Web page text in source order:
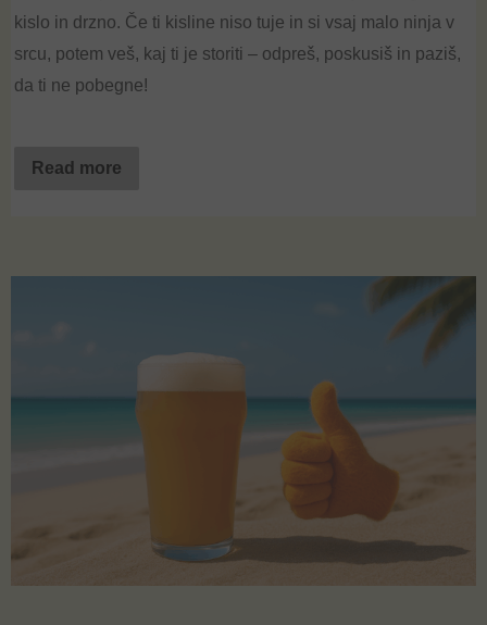
kislo in drzno. Če ti kisline niso tuje in si vsaj malo ninja v
srcu, potem veš, kaj ti je storiti – odpreš, poskusiš in paziš,
da ti ne pobegne!
Read more